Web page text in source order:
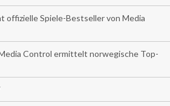
offizielle Spiele-Bestseller von Media
Control ermittelt norwegische Top-